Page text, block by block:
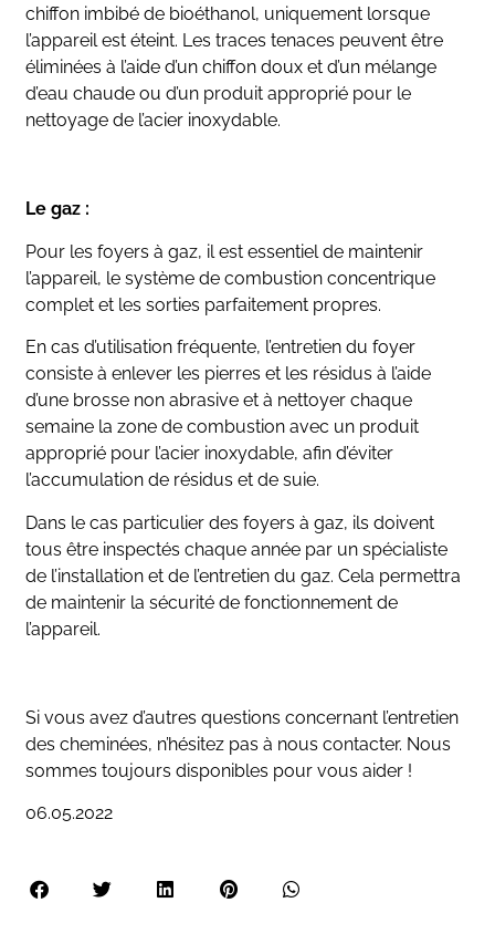
chiffon imbibé de bioéthanol, uniquement lorsque
l’appareil est éteint. Les traces tenaces peuvent être
éliminées à l’aide d’un chiffon doux et d’un mélange
d’eau chaude ou d’un produit approprié pour le
nettoyage de l’acier inoxydable.
Le gaz :
Pour les foyers à gaz, il est essentiel de maintenir
l’appareil, le système de combustion concentrique
complet et les sorties parfaitement propres.
En cas d’utilisation fréquente, l’entretien du foyer
consiste à enlever les pierres et les résidus à l’aide
d’une brosse non abrasive et à nettoyer chaque
semaine la zone de combustion avec un produit
approprié pour l’acier inoxydable, afin d’éviter
l’accumulation de résidus et de suie.
Dans le cas particulier des foyers à gaz, ils doivent
tous être inspectés chaque année par un spécialiste
de l’installation et de l’entretien du gaz. Cela permettra
de maintenir la sécurité de fonctionnement de
l’appareil.
Si vous avez d’autres questions concernant l’entretien
des cheminées, n’hésitez pas à nous contacter. Nous
sommes toujours disponibles pour vous aider !
06.05.2022